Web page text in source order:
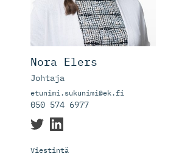
Nora Elers
Johtaja
etunimi.sukunimi@ek.fi
050 574 6977
Viestintä